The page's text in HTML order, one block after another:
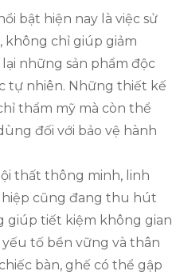
bật hiện nay là việc sử
không chỉ giúp giảm
những sản phẩm độc
tự nhiên. Những thiết kế
thẩm mỹ mà còn thể
đối với bảo vệ hành
thất thông minh, linh
cũng đang thu hút
giúp tiết kiệm không gian
tố bền vững và thân
bàn, ghế có thể gập